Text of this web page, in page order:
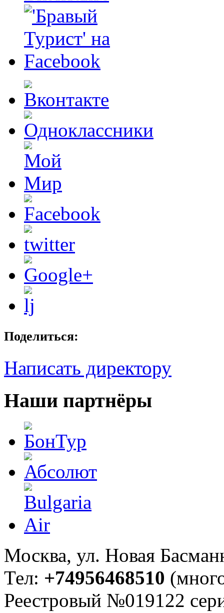
Поделиться:
Написать директору
Наши партнёры
Москва, ул. Новая
Тел: +74956468510
Реестровый №019122